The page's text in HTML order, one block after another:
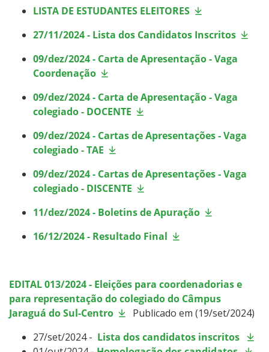
LISTA DE ESTUDANTES ELEITORES
27/11/2024 - Lista dos Candidatos Inscritos
09/dez/2024 - Carta de Apresentação - Vaga
Coordenação
09/dez/2024 - Carta de Apresentação - Vaga
colegiado - DOCENTE
09/dez/2024 - Cartas de Apresentações - Vaga
colegiado - TAE
09/dez/2024 - Cartas de Apresentações - Vaga
colegiado - DISCENTE
11/dez/2024 - Boletins de Apuração
16/12/2024 - Resultado Final
EDITAL 013/2024- Eleições para coordenadorias e
para representação do colegiado do Câmpus
Jaraguá do Sul-Centro
Publicado em (19/set/2024)
27/set/2024 - Lista dos candidatos inscritos